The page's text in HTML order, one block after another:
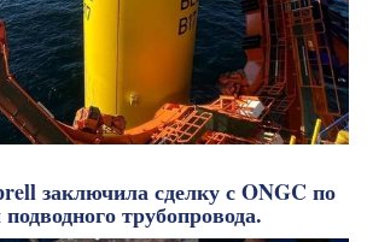
заключила сделку с ONGC по
трубопровода.